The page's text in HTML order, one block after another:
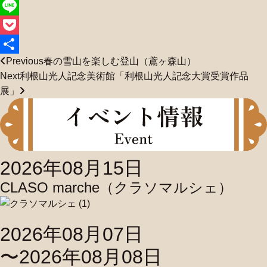
Twitter
Line
Pocket
共
有
Previous春の雪山を楽しむ登山（鳶ヶ森山）
Next利根山光人記念美術館「利根山光人記念大賞受賞作品
展」
2026年08月15日
CLASO marche（クラソマルシェ）
2026年08月07日
〜2026年08月08日